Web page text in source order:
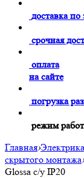
доставка по
срочная
оплата
на сайте
погрузка
режим
Главная›
скрытого монтажа›
Glossa с/у IP20